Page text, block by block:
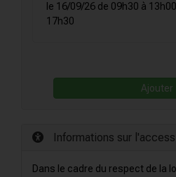
le 16/09/26 de 09h30 à
17h30
Ajouter
Informations sur
Dans le cadre du respect de la